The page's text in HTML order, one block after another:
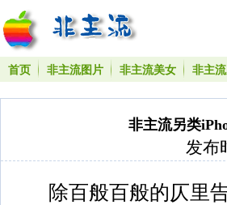
首页 非主流图片 非主流美女 非主
非主流另类
发布
除百般百般的仄里告